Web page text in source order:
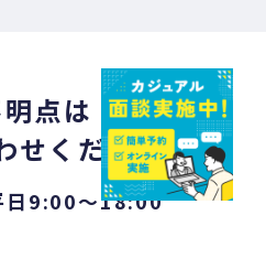
点は
せください
9:00〜18:00